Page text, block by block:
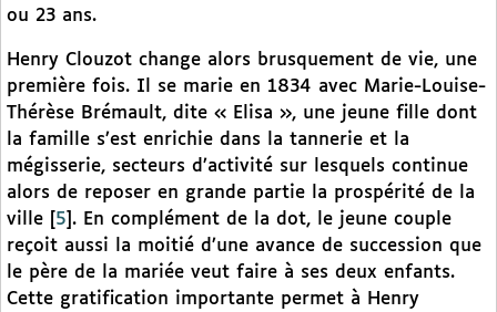
ou 23 ans.
Henry Clouzot change alors brusquement de vie, une
première fois. Il se marie en 1834 avec Marie-Louise-
Thérèse Brémault, dite « Elisa », une jeune fille dont
la famille s’est enrichie dans la tannerie et la
mégisserie, secteurs d’activité sur lesquels continue
alors de reposer en grande partie la prospérité de la
ville
5 . En complément de la dot, le jeune couple
reçoit aussi la moitié d’une avance de succession que
le père de la mariée veut faire à ses deux enfants.
Cette gratification importante permet à Henry